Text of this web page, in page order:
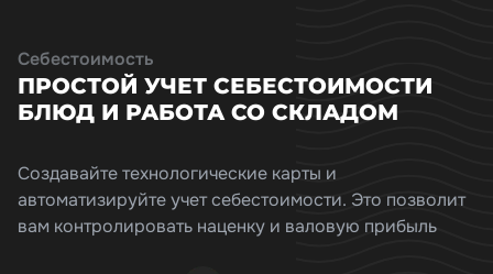
Себестоимость
ПРОСТОЙ УЧЕТ СЕБЕСТОИМОСТИ
БЛЮД И РАБОТА СО СКЛАДОМ
Создавайте технологические карты и
автоматизируйте учет себестоимости. Это позволит
вам контролировать наценку и валовую прибыль